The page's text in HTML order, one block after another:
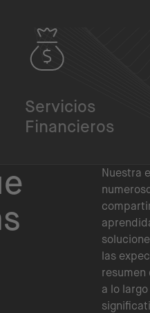
Servicios
Financieros
Nuestra
las
resumen
a lo